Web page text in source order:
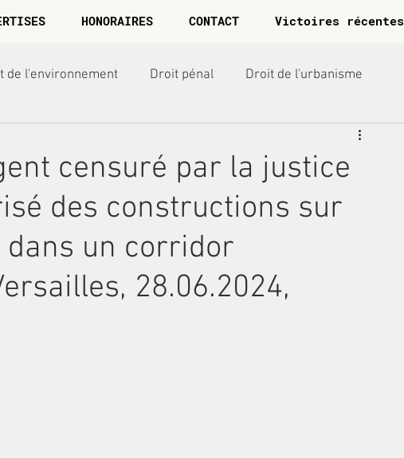
HONORAIRES CONTACT Victoires récentes
de l'environnement Droit pénal Droit de l'urbanisme
censuré par la justice
des constructions sur
un corridor
28.06.2024,